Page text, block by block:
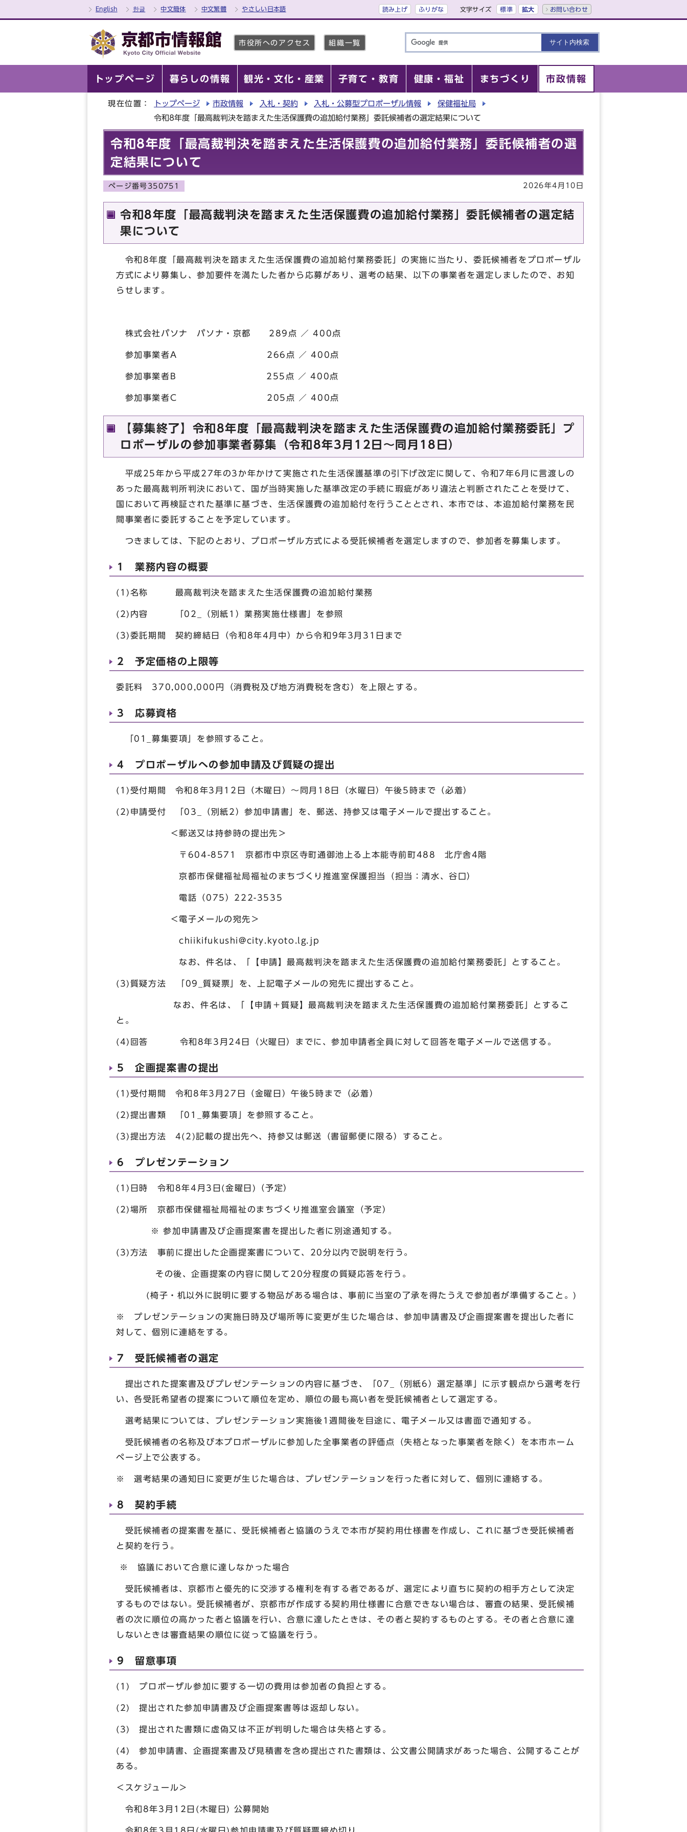
English 한글 中文簡体 中文繁體 やさしい日本語 読み上げ ふりがな 文字サイズ 標準 拡大 お問い合わせ
市役所へのアクセス 組織一覧
トップページ 暮らしの情報 観光・文化・産業 子育て・教育 健康・福祉 まちづくり 市政情報
現在位置： トップページ 市政情報 入札・契約 入札・公募型プロポーザル情報
保健福祉局
令和8年度「最高裁判決を踏まえた生活保護費の追加給付業務」委託候補者の選定結果について
令和8年度「最高裁判決を踏まえた生活保護費の追加給付業務」委託候補者の選
定結果について
ページ番号350751 2026年4月10日
令和8年度「最高裁判決を踏まえた生活保護費の追加給付業務」委託候補者の選定結
果について
令和8年度「最高裁判決を踏まえた生活保護費の追加給付業務委託」の実施に当たり、委託候補者をプロポーザル
方式により募集し、参加要件を満たした者から応募があり、選考の結果、以下の事業者を選定しましたので、お知
らせします。
株式会社パソナ パソナ・京都 289点 ／ 400点
参加事業者A 266点 ／ 400点
参加事業者B 255点 ／ 400点
参加事業者C 205点 ／ 400点
【募集終了】令和8年度「最高裁判決を踏まえた生活保護費の追加給付業務委託」プ
ロポーザルの参加事業者募集（令和8年3月12日～同月18日）
平成25年から平成27年の3か年かけて実施された生活保護基準の引下げ改定に関して、令和7年6月に言渡しの
あった最高裁判所判決において、国が当時実施した基準改定の手続に瑕疵があり違法と判断されたことを受けて、
国において再検証された基準に基づき、生活保護費の追加給付を行うこととされ、本市では、本追加給付業務を民
間事業者に委託することを予定しています。
つきましては、下記のとおり、プロポーザル方式による受託候補者を選定しますので、参加者を募集します。
1 業務内容の概要
(1)名称 最高裁判決を踏まえた生活保護費の追加給付業務
(2)内容 「02_（別紙1）業務実施仕様書」を参照
(3)委託期間 契約締結日（令和8年4月中）から令和9年3月31日まで
2 予定価格の上限等
委託料 370,000,000円（消費税及び地方消費税を含む）を上限とする。
3 応募資格
「01_募集要項」を参照すること。
4 プロポーザルへの参加申請及び質疑の提出
(1)受付期間 令和8年3月12日（木曜日）～同月18日（水曜日）午後5時まで（必着）
(2)申請受付 「03_（別紙2）参加申請書」を、郵送、持参又は電子メールで提出すること。
＜郵送又は持参時の提出先＞
〒604-8571 京都市中京区寺町通御池上る上本能寺前町488 北庁舎4階
京都市保健福祉局福祉のまちづくり推進室保護担当（担当：清水、谷口）
電話（075）222-3535
＜電子メールの宛先＞
chiikifukushi@city.kyoto.lg.jp
なお、件名は、「【申請】最高裁判決を踏まえた生活保護費の追加給付業務委託」とすること。
(3)質疑方法 「09_質疑票」を、上記電子メールの宛先に提出すること。
なお、件名は、「【申請＋質疑】最高裁判決を踏まえた生活保護費の追加給付業務委託」とするこ
と。
(4)回答 令和8年3月24日（火曜日）までに、参加申請者全員に対して回答を電子メールで送信する。
5 企画提案書の提出
(1)受付期間 令和8年3月27日（金曜日）午後5時まで（必着）
(2)提出書類 「01_募集要項」を参照すること。
(3)提出方法 4(2)記載の提出先へ、持参又は郵送（書留郵便に限る）すること。
6 プレゼンテーション
(1)日時 令和8年4月3日(金曜日)（予定）
(2)場所 京都市保健福祉局福祉のまちづくり推進室会議室（予定）
※ 参加申請書及び企画提案書を提出した者に別途通知する。
(3)方法 事前に提出した企画提案書について、20分以内で説明を行う。
その後、企画提案の内容に関して20分程度の質疑応答を行う。
(椅子・机以外に説明に要する物品がある場合は、事前に当室の了承を得たうえで参加者が準備すること。)
※ プレゼンテーションの実施日時及び場所等に変更が生じた場合は、参加申請書及び企画提案書を提出した者に
対して、個別に連絡をする。
7 受託候補者の選定
提出された提案書及びプレゼンテーションの内容に基づき、「07_（別紙6）選定基準」に示す観点から選考を行
い、各受託希望者の提案について順位を定め、順位の最も高い者を受託候補者として選定する。
選考結果については、プレゼンテーション実施後1週間後を目途に、電子メール又は書面で通知する。
受託候補者の名称及び本プロポーザルに参加した全事業者の評価点（失格となった事業者を除く）を本市ホーム
ページ上で公表する。
※ 選考結果の通知日に変更が生じた場合は、プレゼンテーションを行った者に対して、個別に連絡する。
8 契約手続
受託候補者の提案書を基に、受託候補者と協議のうえで本市が契約用仕様書を作成し、これに基づき受託候補者
と契約を行う。
※ 協議において合意に達しなかった場合
受託候補者は、京都市と優先的に交渉する権利を有する者であるが、選定により直ちに契約の相手方として決定
するものではない。受託候補者が、京都市が作成する契約用仕様書に合意できない場合は、審査の結果、受託候補
者の次に順位の高かった者と協議を行い、合意に達したときは、その者と契約するものとする。その者と合意に達
しないときは審査結果の順位に従って協議を行う。
9 留意事項
(1) プロポーザル参加に要する一切の費用は参加者の負担とする。
(2) 提出された参加申請書及び企画提案書等は返却しない。
(3) 提出された書類に虚偽又は不正が判明した場合は失格とする。
(4) 参加申請書、企画提案書及び見積書を含め提出された書類は、公文書公開請求があった場合、公開することが
ある。
＜スケジュール＞
令和8年3月12日(木曜日) 公募開始